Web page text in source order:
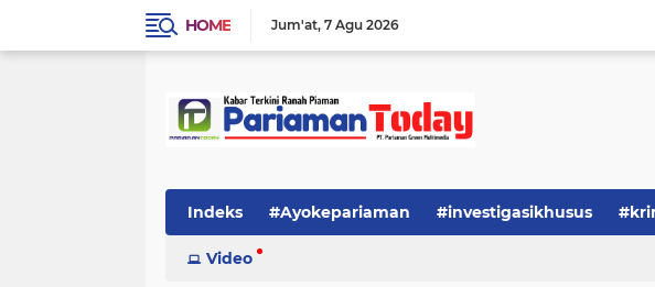
HOME Jum'at 7 Agu 2026
Indeks #Ayokepariaman #investigasikhusus
Video